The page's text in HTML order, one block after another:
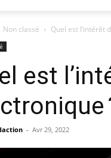
Non classé Quel est l’intérêt
est
- Avr 29, 2022